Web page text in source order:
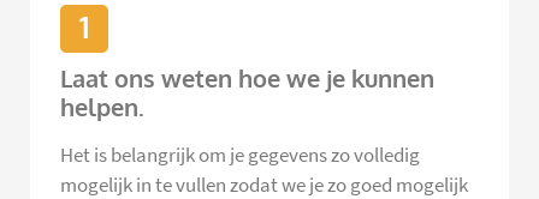
1
Laat ons weten hoe we je kunnen
helpen.
Het is belangrijk om je gegevens zo volledig
mogelijk in te vullen zodat we je zo goed mogelijk